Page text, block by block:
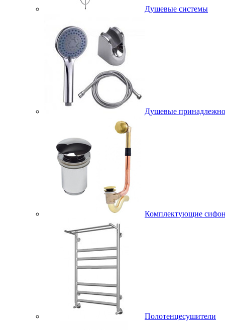
Душевые системы
Душевые
Комплектующие
Полотенцесушители